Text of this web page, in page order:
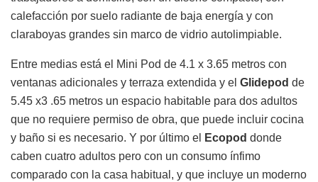
calefacción por suelo radiante de baja energía y con
claraboyas grandes sin marco de vidrio autolimpiable.
Entre medias está el Mini Pod de 4.1 x 3.65 metros con
ventanas adicionales y terraza extendida y el Glidepod de
5.45 x3 .65 metros un espacio habitable para dos adultos
que no requiere permiso de obra, que puede incluir cocina
y baño si es necesario. Y por último el
Ecopod donde
caben cuatro adultos pero con un consumo ínfimo
comparado con la casa habitual, y que incluye un moderno